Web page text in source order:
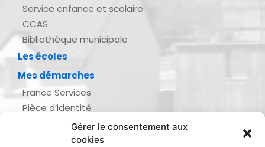
Gérer le consentement aux
cookies
Service enfance et scolaire
CCAS
Bibliothèque municipale
Les écoles
Mes démarches
France Services
Pièce d’identité
Demande d’actes d’état civil